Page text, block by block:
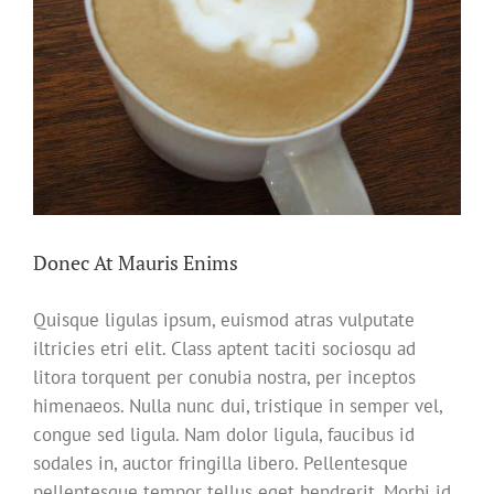
Donec At Mauris Enims
Quisque ligulas ipsum, euismod atras vulputate
iltricies etri elit. Class aptent taciti sociosqu ad
litora torquent per conubia nostra, per inceptos
himenaeos. Nulla nunc dui, tristique in semper vel,
congue sed ligula. Nam dolor ligula, faucibus id
sodales in, auctor fringilla libero. Pellentesque